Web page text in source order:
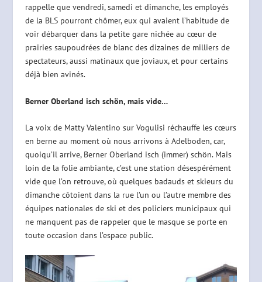
rappelle que vendredi, samedi et dimanche, les employés
de la BLS pourront chômer, eux qui avaient l’habitude de
voir débarquer dans la petite gare nichée au cœur de
prairies saupoudrées de blanc des dizaines de milliers de
spectateurs, aussi matinaux que joviaux, et pour certains
déjà bien avinés.
Berner Oberland isch schön, mais vide…
La voix de Matty Valentino sur Vogulisi réchauffe les cœurs
en berne au moment où nous arrivons à Adelboden, car,
quoiqu’il arrive, Berner Oberland isch (immer) schön. Mais
loin de la folie ambiante, c’est une station désespérément
vide que l’on retrouve, où quelques badauds et skieurs du
dimanche côtoient dans la rue l’un ou l’autre membre des
équipes nationales de ski et des policiers municipaux qui
ne manquent pas de rappeler que le masque se porte en
toute occasion dans l’espace public.